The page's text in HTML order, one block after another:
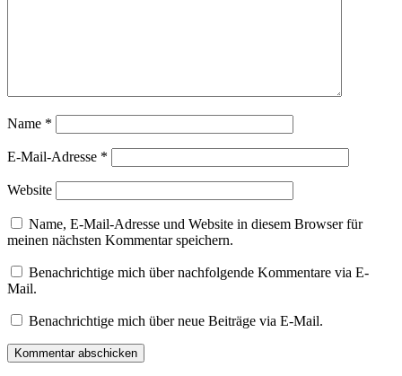
Name *
E-Mail-Adresse *
Website
Name, E-Mail-Adresse und Website in diesem Browser für
meinen nächsten Kommentar speichern.
Benachrichtige mich über nachfolgende Kommentare via E-
Mail.
Benachrichtige mich über neue Beiträge via E-Mail.